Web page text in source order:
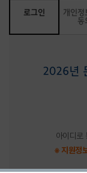
로그인
개인정
동
2026년
아이디로
※ 지원정